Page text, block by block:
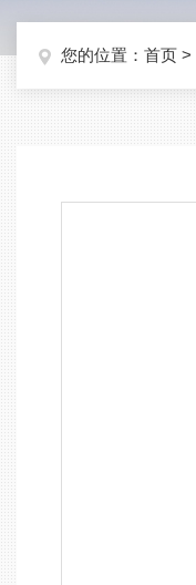
您的位置： 首页 >